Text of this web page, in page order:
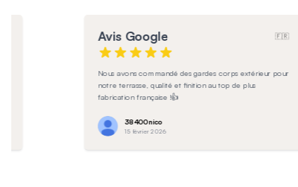
Anaëlle
9 février 2026